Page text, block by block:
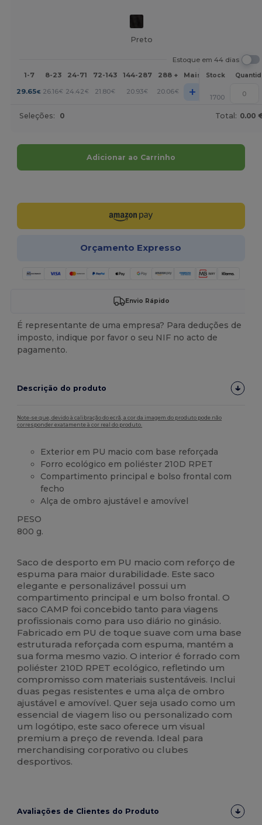
Preto
Estoque em 44 dias
1-7
8-23 24-71 72-143 144-287 288 + Mais Stock
29.65€ 26.16€ 24.42€ 21.80€ 20.93€ 20.06€ + 1700
Seleções: 0 Total: 0.00
Adicionar ao Carrinho
Orçamento Expresso
Envio Rápido
É representante de uma empresa? Para deduções de
imposto, indique por favor o seu NIF no acto de
pagamento.
Descrição do produto
Note-se que, devido à calibração do ecrã, a cor da imagem do produto pode não
corresponder exatamente à cor real do produto.
Exterior em PU macio com base reforçada
Forro ecológico em poliéster 210D RPET
Compartimento principal e bolso frontal com
fecho
Alça de ombro ajustável e amovível
PESO
800 g.
Saco de desporto em PU macio com reforço de
espuma para maior durabilidade. Este saco
elegante e personalizável possui um
compartimento principal e um bolso frontal. O
saco CAMP foi concebido tanto para viagens
profissionais como para uso diário no ginásio.
Fabricado em PU de toque suave com uma base
estruturada reforçada com espuma, mantém a
sua forma mesmo vazio. O interior é forrado com
poliéster 210D RPET ecológico, refletindo um
compromisso com materiais sustentáveis. Inclui
duas pegas resistentes e uma alça de ombro
ajustável e amovível. Quer seja usado como um
essencial de viagem liso ou personalizado com
um logótipo, este saco oferece um visual
premium a preço de revenda. Ideal para
merchandising corporativo ou clubes
desportivos.
Avaliações de Clientes do Produto